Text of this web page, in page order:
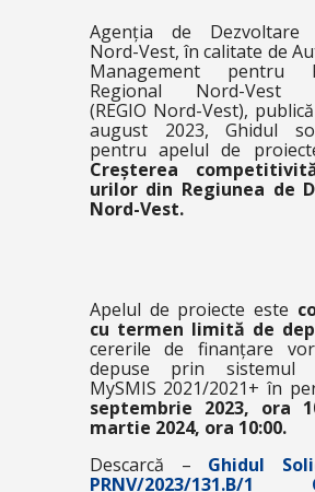
Agenția de Dezvoltare
Nord-Vest, în calitate de
Management pentru
Regional Nord-Vest
(REGIO Nord-Vest),
august 2023, Ghidul
pentru apelul de
Creșterea
urilor din Regiunea de
Nord-Vest.
Apelul de proiecte este
cu termen limită de
cererile de finanțare
depuse prin sistemul
MySMIS 2021/2021+ în
septembrie 2023, ora
martie 2024, ora 10:00.
Descarcă – Ghidul
PRNV/2023/131.B/1